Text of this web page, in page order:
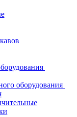
оборудования